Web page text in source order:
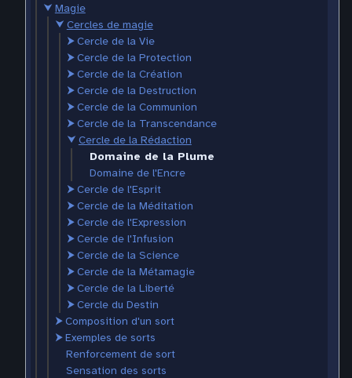
⮟ Magie
⮟ Cercles de magie
⮞Cercle de la Vie
⮞Cercle de la Protection
⮞Cercle de la Création
⮞Cercle de la Destruction
⮞Cercle de la Communion
⮞Cercle de la Transcendance
⮟ Cercle de la Rédaction
Domaine de la Plume
Domaine de l'Encre
⮞Cercle de l'Esprit
⮞Cercle de la Méditation
⮞Cercle de l'Expression
⮞Cercle de l'Infusion
⮞Cercle de la Science
⮞Cercle de la Métamagie
⮞Cercle de la Liberté
⮞Cercle du Destin
⮞Composition d'un sort
⮞Exemples de sorts
Renforcement de sort
Sensation des sorts